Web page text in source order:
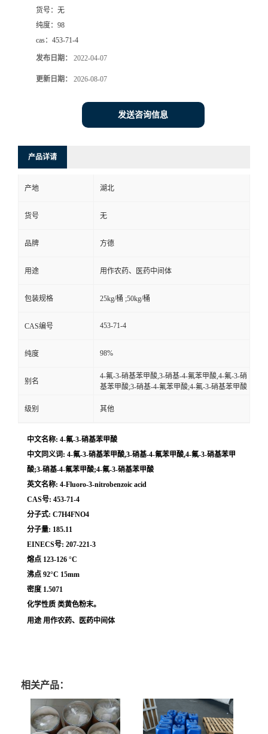
货号： 无
纯度： 98
cas： 453-71-4
发布日期： 2022-04-07
更新日期： 2026-08-07
发送咨询信息
产品详请
产地 湖北
货号 无
品牌 方德
用途 用作农药、医药中间体
包装规格 25kg/桶 ;50kg/桶
CAS编号 453-71-4
纯度 98%
别名
4-氟-3-硝基苯甲酸,3-硝基-4-氟苯甲酸,4-氟-3-硝
基苯甲酸;3-硝基-4-氟苯甲酸;4-氟-3-硝基苯甲酸
级别 其他
中文名称: 4-氟-3-硝基苯甲酸
中文同义词: 4-氟-3-硝基苯甲酸,3-硝基-4-氟苯甲酸,4-氟-3-硝基苯甲
酸;3-硝基-4-氟苯甲酸;4-氟-3-硝基苯甲酸
英文名称: 4-Fluoro-3-nitrobenzoic acid
CAS号: 453-71-4
分子式: C7H4FNO4
分子量: 185.11
EINECS号: 207-221-3
熔点 123-126 °C
沸点 92°C 15mm
密度 1.5071
化学性质 类黄色粉末。
用途 用作农药、医药中间体
相关产品：